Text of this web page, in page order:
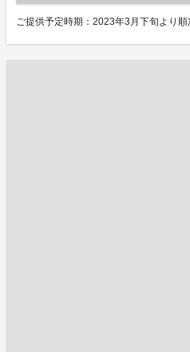
ご提供予定時期：2023年3月下旬より順